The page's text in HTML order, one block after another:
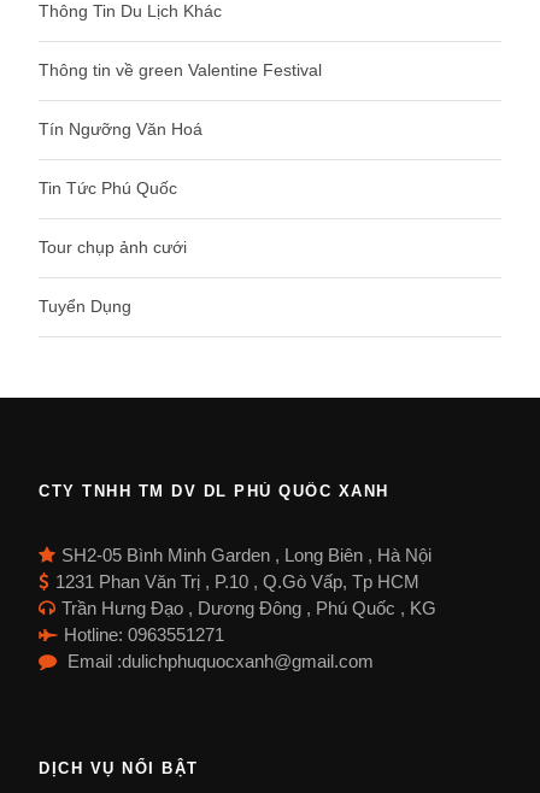
Thông Tin Du Lịch Khác
Thông tin về green Valentine Festival
Tín Ngưỡng Văn Hoá
Tin Tức Phú Quốc
Tour chụp ảnh cưới
Tuyển Dụng
CTY TNHH TM DV DL PHÚ QUỐC XANH
SH2-05 Bình Minh Garden , Long Biên , Hà Nội
1231 Phan Văn Trị , P.10 , Q.Gò Vấp, Tp HCM
Trần Hưng Đạo , Dương Đông , Phú Quốc , KG
Hotline: 0963551271
Email :dulichphuquocxanh@gmail.com
DỊCH VỤ NỔI BẬT